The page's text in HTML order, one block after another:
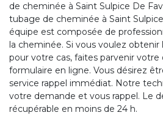
de cheminée à Saint Sulpice De
tubage de cheminée à Saint
équipe est composée de
la cheminée. Si vous voulez obtenir
pour votre cas, faites parvenir
formulaire en ligne. Vous désirez
service rappel immédiat. Notre
votre demande et vous rappel. Le
récupérable en moins de 24 h.